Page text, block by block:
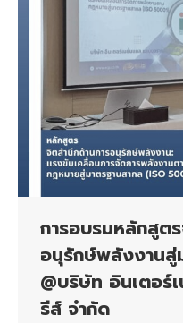
การอบรมหลักสูต
อนุรักษ์พลังงานสู่
@บริษัท อินเตอร์
รีส์ จำกัด